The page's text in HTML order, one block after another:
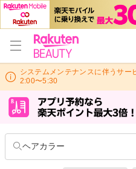
システムメンテナンスに伴うサ
2:00〜5:30
ヘアカラー